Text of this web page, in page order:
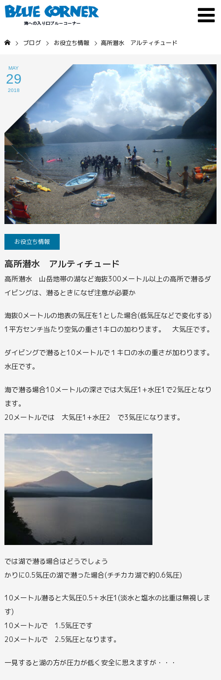
ブログ お役立ち情報 高所潜水 アルティチュード
MAY
29
2018
お役立ち情報
高所潜水 アルティチュード
高所潜水 山岳地帯の湖など海抜300メートル以上の高所で潜るダ
イビングは、潜るときになぜ注意が必要か
海抜0メートルの地表の気圧を1とした場合(低気圧などで変化する)
1平方センチ当たり空気の重さ1キロの加わります。 大気圧です。
ダイビングで潜ると10メートルで１キロの水の重さが加わります。
水圧です。
海で潜る場合10メートルの深さでは大気圧1+水圧1で2気圧となり
ます。
20メートルでは 大気圧1+水圧2 で3気圧になります。
では湖で潜る場合はどうでしょう
かりに0.5気圧の湖で潜った場合(チチカカ湖で約0.6気圧)
10メートル潜ると大気圧0.5＋水圧1(淡水と塩水の比重は無視しま
す)
10メートルで 1.5気圧です
20メートルで 2.5気圧となります。
一見すると湖の方が圧力が低く安全に思えますが・・・